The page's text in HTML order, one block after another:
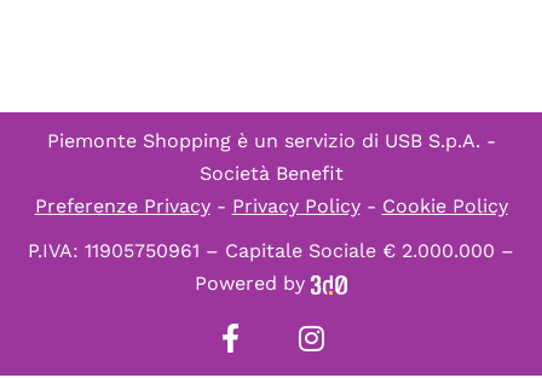
Piemonte Shopping è un servizio di USB S.p.A. -
Società Benefit
Preferenze Privacy- Privacy Policy- Cookie Policy
P.IVA: 11905750961 – Capitale Sociale € 2.000.000 –
Powered by